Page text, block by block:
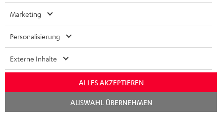
e
t
t
e
r
n
Marketing
Personalisierung
Externe Inhalte
ALLES AKZEPTIEREN
AUSWAHL ÜBERNEHMEN